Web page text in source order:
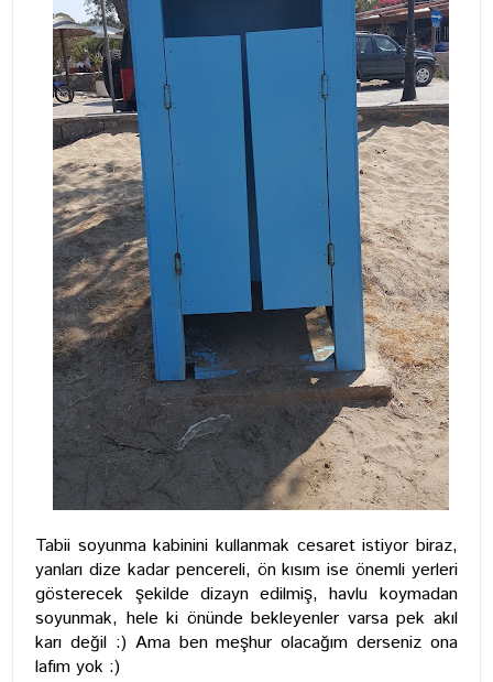
Tabii soyunma kabinini kullanmak cesaret istiyor biraz,
yanları dize kadar pencereli, ön kısım ise önemli yerleri
gösterecek şekilde dizayn edilmiş, havlu koymadan
soyunmak, hele ki önünde bekleyenler varsa pek akıl
karı değil :) Ama ben meşhur olacağım derseniz ona
lafım yok :)